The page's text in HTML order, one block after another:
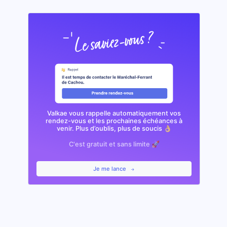
Valkae vous rappelle automatiquement vos
rendez-vous et les prochaines échéances à
venir. Plus d’oublis, plus de soucis 👌🏼
C'est gratuit et sans limite 🚀
Je me lance